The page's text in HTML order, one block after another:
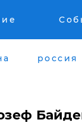
россия